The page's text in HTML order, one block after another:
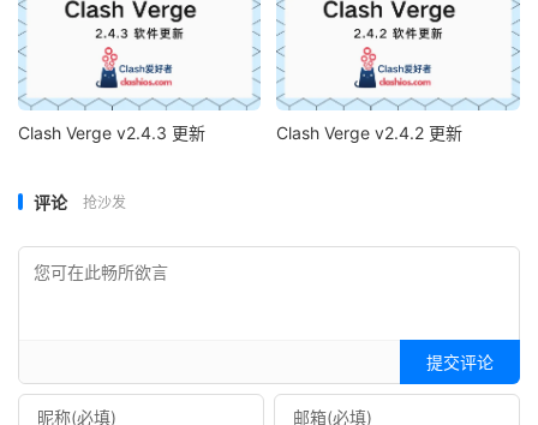
Clash Verge v2.4.3 更新 Clash Verge v2.4.2 更新
评论 抢沙发
提交评论